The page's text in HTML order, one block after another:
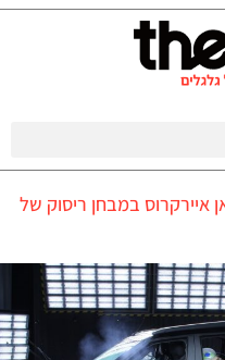
במבחן ריסוק של